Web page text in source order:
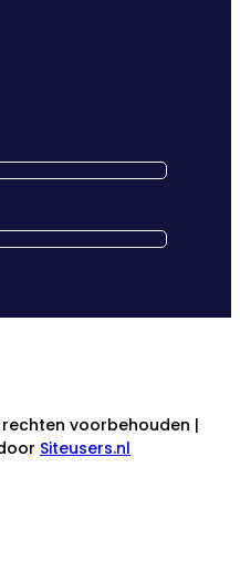
voorbehouden |
Siteusers.nl